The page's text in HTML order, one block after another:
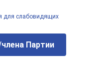
для слабовидящих
Партии